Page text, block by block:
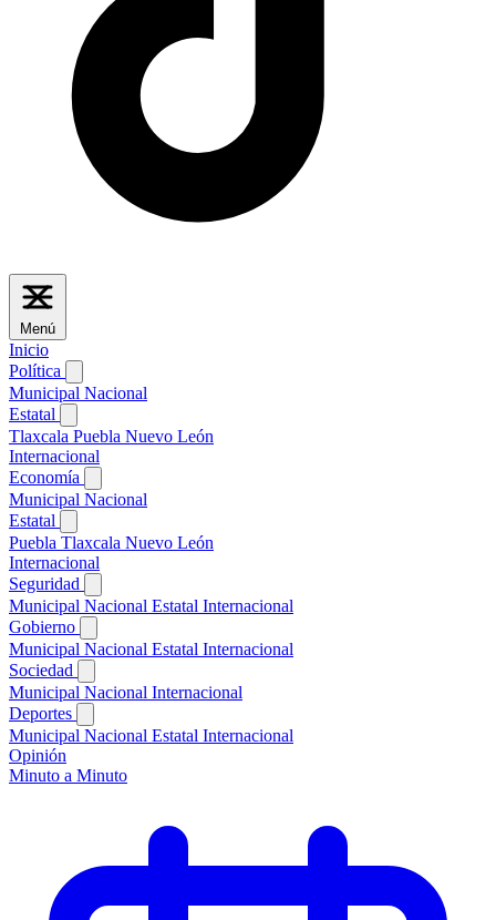
Menú
Inicio
Política
Municipal Nacional
Estatal
Tlaxcala Puebla Nuevo León
Internacional
Economía
Municipal Nacional
Estatal
Puebla Tlaxcala Nuevo León
Internacional
Seguridad
Municipal Nacional Estatal Internacional
Gobierno
Municipal Nacional Estatal Internacional
Sociedad
Municipal Nacional Internacional
Deportes
Municipal Nacional Estatal Internacional
Opinión
Minuto a Minuto